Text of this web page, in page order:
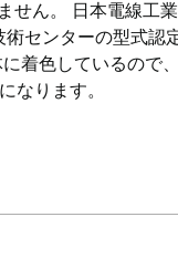
せん。 日本電線工
センターの型式認
着色しているので
なります。